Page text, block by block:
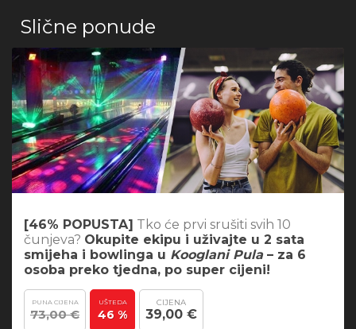
Slične ponude
[46% POPUSTA] Tko će prvi srušiti svih 10
čunjeva? Okupite ekipu i uživajte u 2 sata
smijeha i bowlinga u Kooglani Pula– za 6
osoba preko tjedna, po super cijeni!
PUNA CIJENA
73,00 €
UŠTEDA
46 %
CIJENA
39,00 €